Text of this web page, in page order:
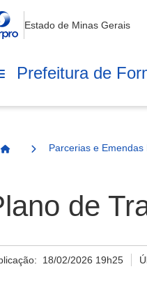
Estado de Minas Gerais
Prefeitura de
Página Inicial
Parcerias e
de
18/02/2026 19h25